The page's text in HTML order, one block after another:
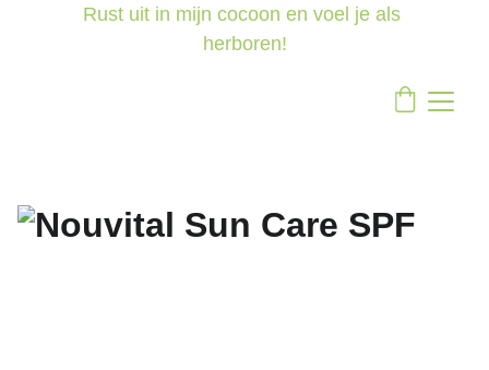
Rust uit in mijn cocoon en voel je als
herboren!